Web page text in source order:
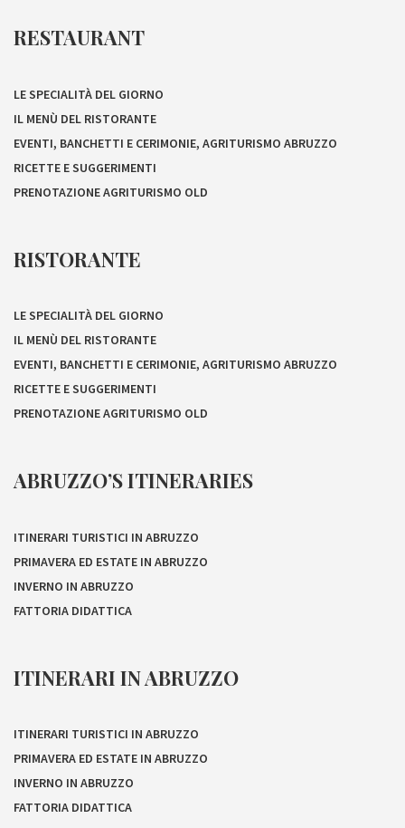
RESTAURANT
LE SPECIALITÀ DEL GIORNO
IL MENÙ DEL RISTORANTE
EVENTI, BANCHETTI E CERIMONIE, AGRITURISMO ABRUZZO
RICETTE E SUGGERIMENTI
PRENOTAZIONE AGRITURISMO OLD
RISTORANTE
LE SPECIALITÀ DEL GIORNO
IL MENÙ DEL RISTORANTE
EVENTI, BANCHETTI E CERIMONIE, AGRITURISMO ABRUZZO
RICETTE E SUGGERIMENTI
PRENOTAZIONE AGRITURISMO OLD
ABRUZZO’S ITINERARIES
ITINERARI TURISTICI IN ABRUZZO
PRIMAVERA ED ESTATE IN ABRUZZO
INVERNO IN ABRUZZO
FATTORIA DIDATTICA
ITINERARI IN ABRUZZO
ITINERARI TURISTICI IN ABRUZZO
PRIMAVERA ED ESTATE IN ABRUZZO
INVERNO IN ABRUZZO
FATTORIA DIDATTICA